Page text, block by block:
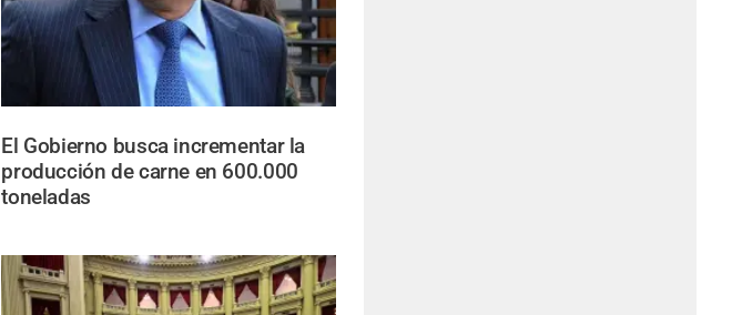
El Gobierno busca incrementar la
producción de carne en 600.000
toneladas